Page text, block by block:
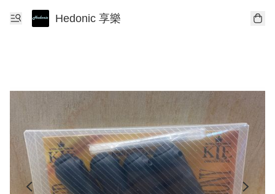
Hedonic 享樂